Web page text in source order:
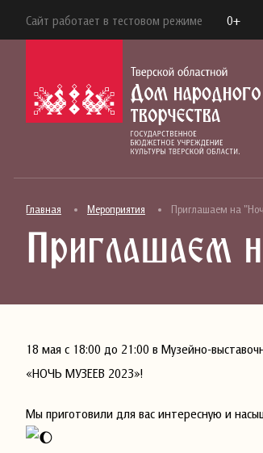
Сайт работает в тестовом режиме 0+
Главная Мероприятия Приглашаем на
Приглашаем
18 мая с 18:00 до 21:00 в Музейно-
«НОЧЬ МУЗЕЕВ 2023»!
Мы приготовили для вас интересную и